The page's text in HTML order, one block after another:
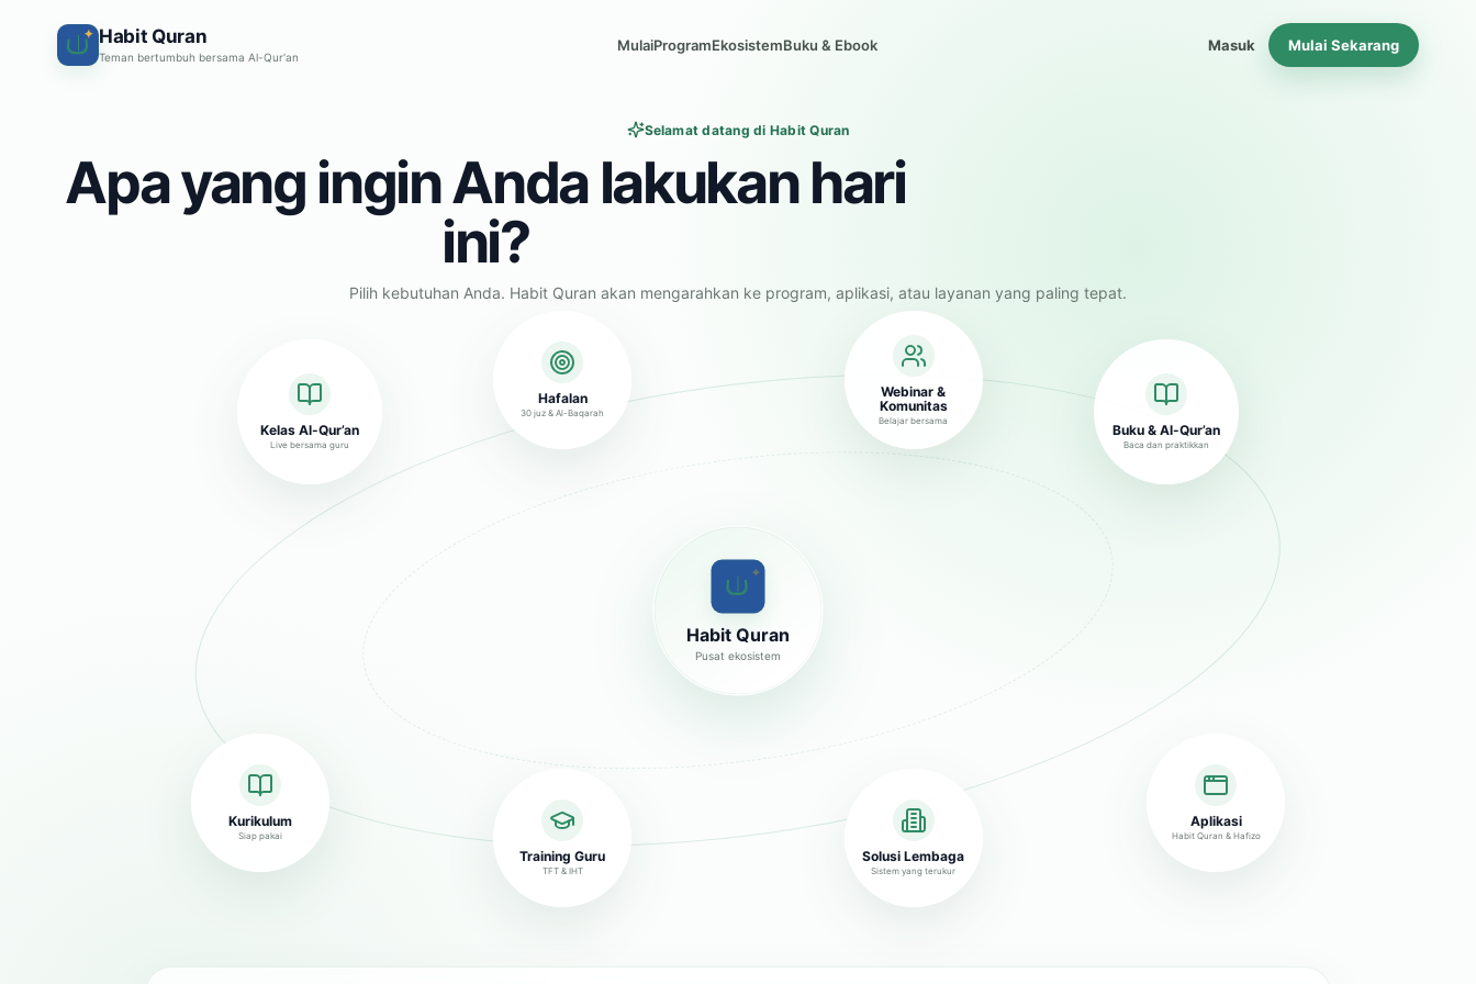
✦ Habit Quran
Teman bertumbuh bersama Al-Qur'an
MulaiProgramEkosistemBuku & Ebook Masuk Mulai Sekarang
Selamat datang di Habit Quran
Apa yang ingin Anda lakukan hari
ini?
Pilih kebutuhan Anda. Habit Quran akan mengarahkan ke program, aplikasi, atau layanan yang paling tepat.
✦
Habit Quran
Pusat ekosistem
Kelas Al-Qur’an
Live bersama guru
Hafalan
30 juz & Al-Baqarah
Buku & Al-Qur’an
Baca dan praktikkan
Training Guru
TFT & IHT
Solusi Lembaga
Sistem yang terukur
Kurikulum
Siap pakai
Aplikasi
Habit Quran & Hafizo
Webinar &
Komunitas
Belajar bersama